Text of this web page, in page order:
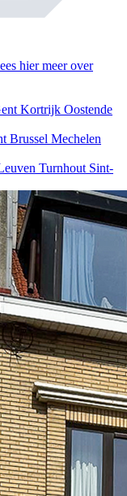
hier meer over
Kortrijk Oostende
Brussel Mechelen
Turnhout Sint-